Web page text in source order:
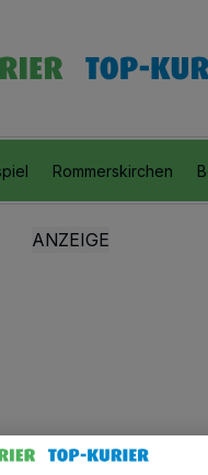
Rommerskirchen